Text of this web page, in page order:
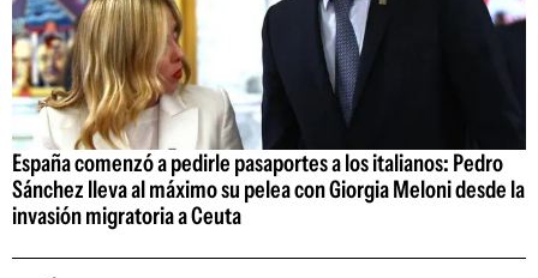
España comenzó a pedirle pasaportes a los italianos: Pedro
Sánchez lleva al máximo su pelea con Giorgia Meloni desde la
invasión migratoria a Ceuta